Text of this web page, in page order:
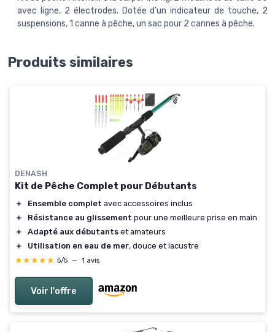
avec ligne, 2 électrodes. Dotée d’un indicateur de touche, 2
suspensions, 1 canne à pêche, un sac pour 2 cannes à pêche.
Produits similaires
DENASH
Kit de Pêche Complet pour Débutants
＋ Ensemble complet avec accessoires inclus
＋
Résistance au glissement pour une meilleure prise en main
＋
Adapté aux débutants et amateurs
＋
Utilisation en eau de mer, douce et lacustre
★★★★★
★★★★★ 5/5 — 1 avis
Voir l'offre